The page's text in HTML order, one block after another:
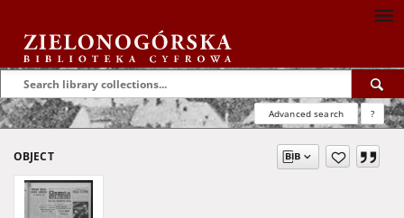
Advanced search ?
OBJECT